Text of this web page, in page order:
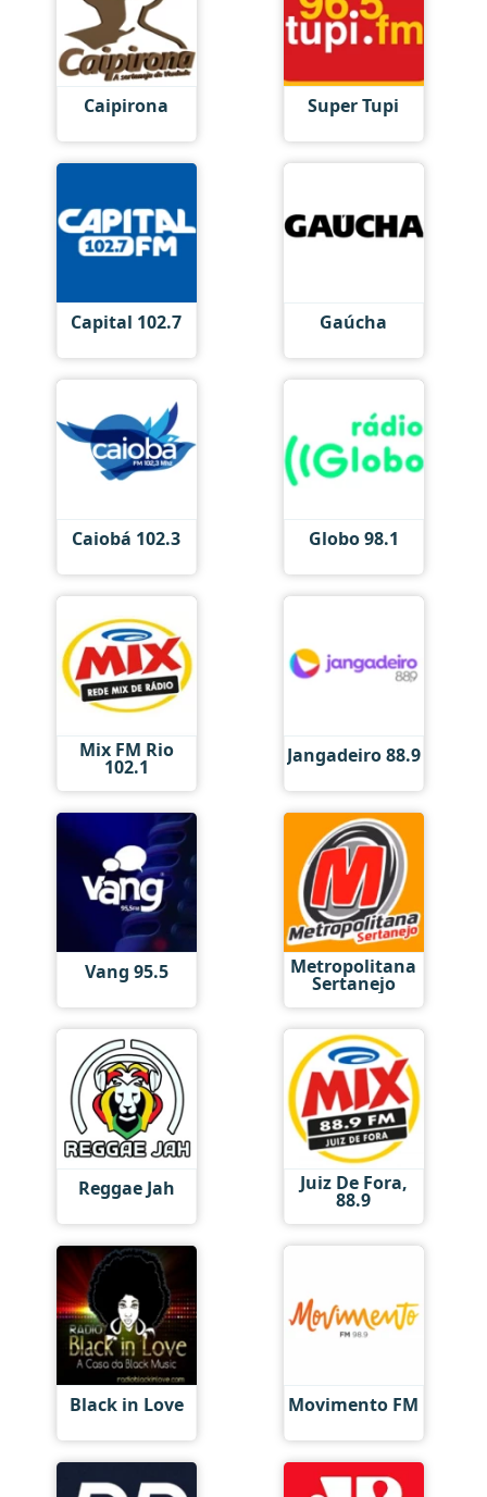
Caipirona Super Tupi
Capital 102.7 Gaúcha
Caiobá 102.3 Globo 98.1
Mix FM Rio
102.1 Jangadeiro 88.9
Vang 95.5 Metropolitana
Sertanejo
Reggae Jah Juiz De Fora,
88.9
Black in Love Movimento FM